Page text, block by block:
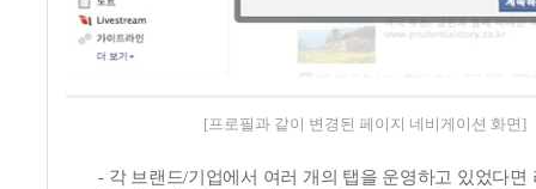
[프로필과 같이 변경된 페이지 네비게이션 화면]
- 각 브랜드/기업에서 여러 개의 탭을 운영하고 있었다면